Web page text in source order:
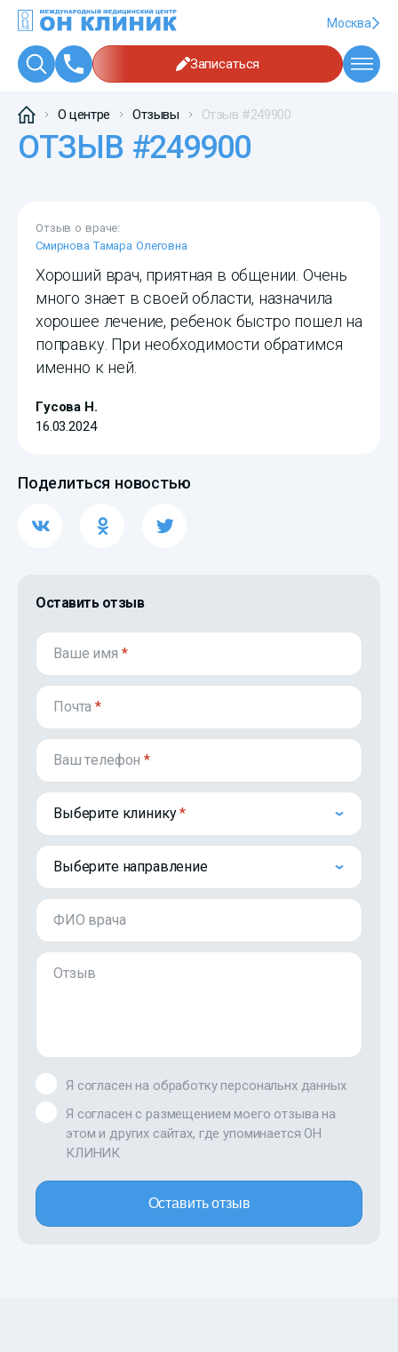
Москва
Записаться
О центре Отзывы Отзыв #249900
ОТЗЫВ #249900
Отзыв о враче:
Смирнова Тамара Олеговна
Хороший врач, приятная в общении. Очень
много знает в своей области, назначила
хорошее лечение, ребенок быстро пошел на
поправку. При необходимости обратимся
именно к ней.
Гусова Н.
16.03.2024
Поделиться новостью
Оставить отзыв
Ваше имя *
Почта*
Ваш телефон*
Выберите клинику
Выберите направление
ФИО врача
Отзыв
Я согласен на обработку персональнх данных
Я согласен с размещением моего отзыва на
этом и других сайтах, где упоминается ОН
КЛИНИК
Оставить отзыв